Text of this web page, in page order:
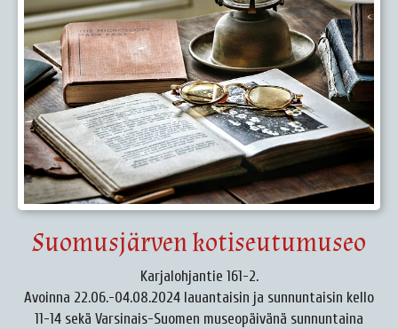
Suomusjärven kotiseutumuseo
Karjalohjantie 161-2.
Avoinna 22.06.-04.08.2024 lauantaisin ja sunnuntaisin kello
11-14 sekä Varsinais-Suomen museopäivänä sunnuntaina